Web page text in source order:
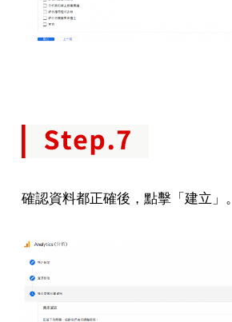
確認資料都正確後，點擊「建立」。